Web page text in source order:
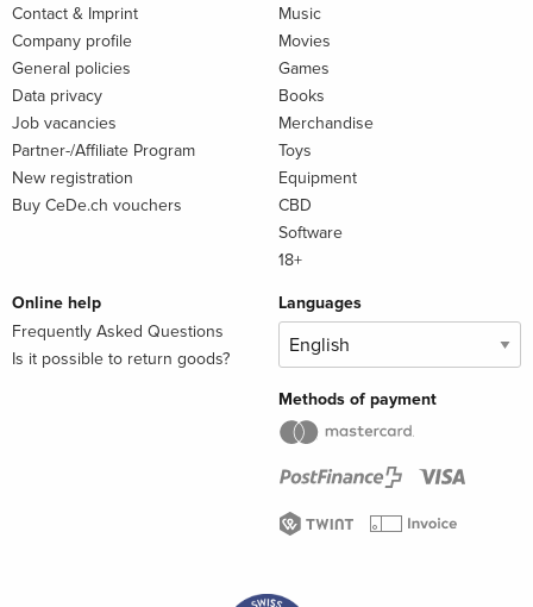
Contact & Imprint
Company profile
General policies
Data privacy
Job vacancies
Partner-/Affiliate Program
New registration
Buy CeDe.ch vouchers
Music
Movies
Games
Books
Merchandise
Toys
Equipment
CBD
Software
18+
Online help
Frequently Asked Questions
Is it possible to return goods?
Languages
Methods of payment